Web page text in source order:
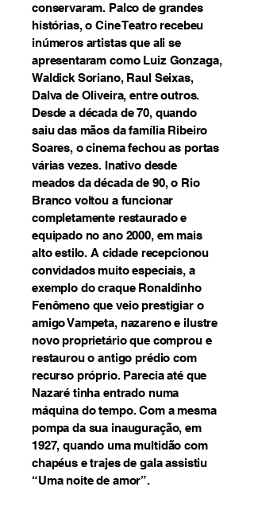
conservaram. Palco de grandes
histórias, o Cine Teatro recebeu
inúmeros artistas que ali se
apresentaram como Luiz Gonzaga,
Waldick Soriano, Raul Seixas,
Dalva de Oliveira, entre outros.
Desde a década de 70, quando
saiu das mãos da família Ribeiro
Soares, o cinema fechou as portas
várias vezes. Inativo desde
meados da década de 90, o Rio
Branco voltou a funcionar
completamente restaurado e
equipado no ano 2000, em mais
alto estilo. A cidade recepcionou
convidados muito especiais, a
exemplo do craque Ronaldinho
Fenômeno que veio prestigiar o
amigo Vampeta, nazareno e ilustre
novo proprietário que comprou e
restaurou o antigo prédio com
recurso próprio. Parecia até que
Nazaré tinha entrado numa
máquina do tempo. Com a mesma
pompa da sua inauguração, em
1927, quando uma multidão com
chapéus e trajes de gala assistiu
“Uma noite de amor”.